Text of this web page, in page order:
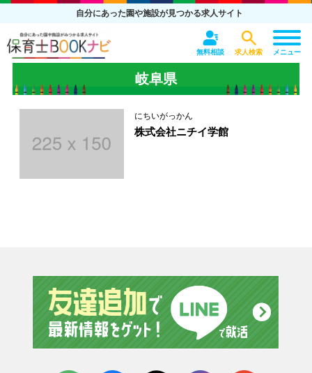
自分にあった園や施設が見つかる求人サイト
無料相談 求人検索 メニュー
岐阜県
にちいがっかん
株式会社ニチイ学館